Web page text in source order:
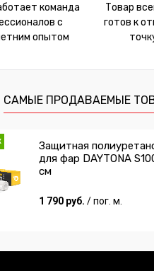
команда
с
опытом
Товар
готов к
САМЫЕ ПРОДАВАЕМЫЕ
Защитная
для фар DAYTONA
см
1 790 руб. / пог. м.